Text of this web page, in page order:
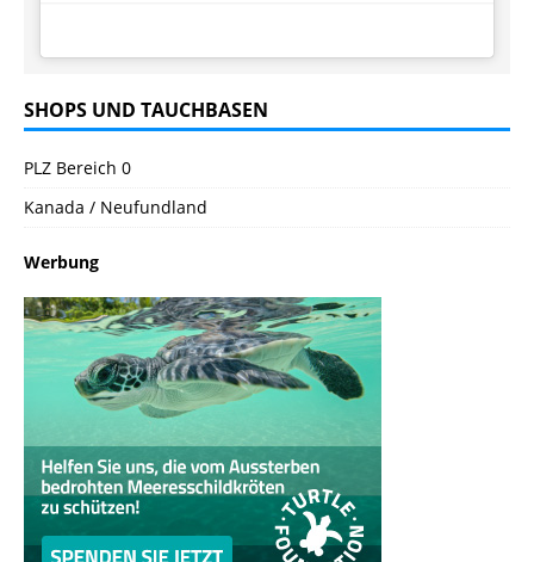
SHOPS UND TAUCHBASEN
PLZ Bereich 0
Kanada / Neufundland
Werbung